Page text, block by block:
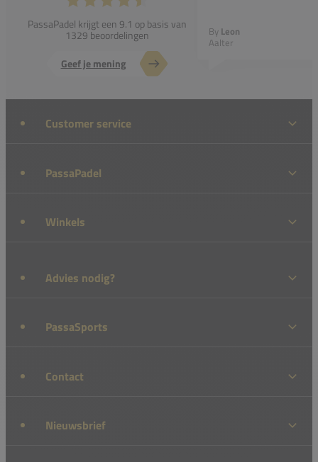
PassaPadel krijgt een 9.1 op basis van
1329 beoordelingen
Geef je mening
By Leon
Aalter
Customer service
PassaPadel
Winkels
Advies nodig?
PassaSports
Contact
Nieuwsbrief